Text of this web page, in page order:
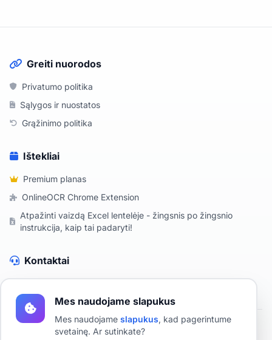
Greiti nuorodos
Privatumo politika
Sąlygos ir nuostatos
Grąžinimo politika
Ištekliai
Premium planas
OnlineOCR Chrome Extension
Atpažinti vaizdą Excel lentelėje - žingsnis po žingsnio
instrukcija, kaip tai padaryti!
Kontaktai
2019 - 2026 OnlineOCR - Nemokamas OCR internete
Mes naudojame slapukus
Mes naudojame slapukus, kad pagerintume
svetainę. Ar sutinkate?